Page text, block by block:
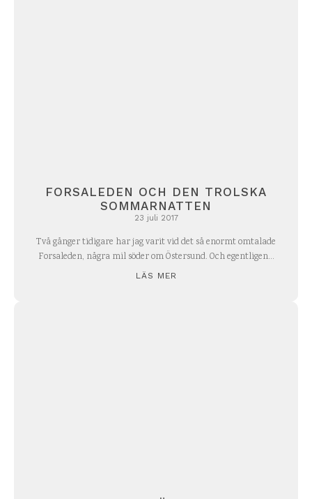
FORSALEDEN OCH DEN TROLSKA
SOMMARNATTEN
23 juli 2017
Två gånger tidigare har jag varit vid det så enormt omtalade
Forsaleden, några mil söder om Östersund. Och egentligen...
LÄS MER